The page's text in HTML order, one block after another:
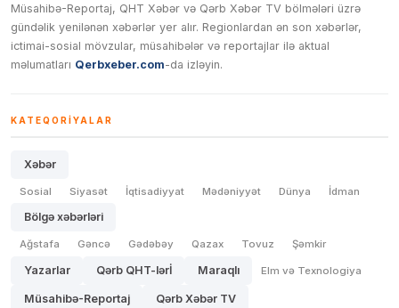
Müsahibə-Reportaj, QHT Xəbər və Qərb Xəbər TV bölmələri üzrə
gündəlik yenilənən xəbərlər yer alır. Regionlardan ən son xəbərlər,
ictimai-sosial mövzular, müsahibələr və reportajlar ilə aktual
məlumatları Qerbxeber.com-da izləyin.
KATEQORIYALAR
Xəbər
Sosial Siyasət İqtisadiyyat Mədəniyyət Dünya İdman
Bölgə xəbərləri
Ağstafa Gəncə Gədəbəy Qazax Tovuz Şəmkir
Yazarlar Qərb QHT-lərİ Maraqlı Elm və Texnologiya
Müsahibə-Reportaj Qərb Xəbər TV